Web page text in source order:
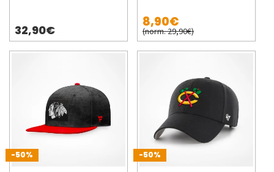
32,90€
8,90€
(norm. 29,90€)
-50% -50%